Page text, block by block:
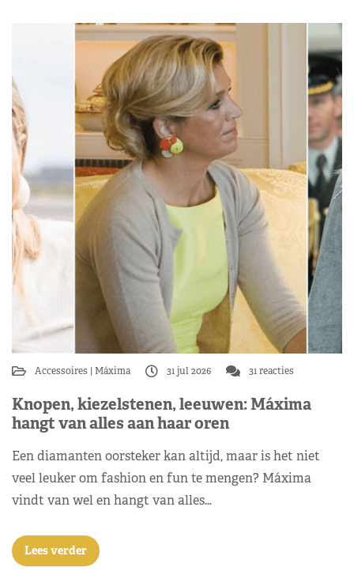
Accessoires Máxima 31 jul 2026 31 reacties
Knopen, kiezelstenen, leeuwen: Máxima
hangt van alles aan haar oren
Een diamanten oorsteker kan altijd, maar is het niet
veel leuker om fashion en fun te mengen? Máxima
vindt van wel en hangt van alles…
Lees verder